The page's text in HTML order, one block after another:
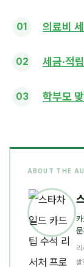
의료비
세금·적
학부모
ABOUT THE
카
리
발